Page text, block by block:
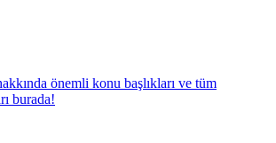
önemli konu başlıkları ve tüm
burada!